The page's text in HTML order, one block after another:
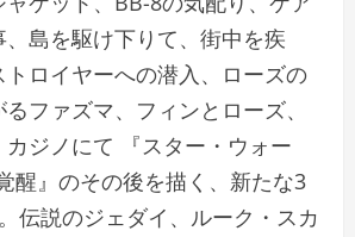
島を駆け下りて、街中を疾
ロイヤーへの潜入、ローズの
ファズマ、フィンとローズ、
カジノにて 『スター・ウォー
醒』のその後を描く、新たな3
伝説のジェダイ、ルーク・スカ